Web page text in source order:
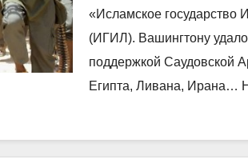
«Исламское государство
(ИГИЛ). Вашингтону
поддержкой Саудовской
Египта, Ливана, Ирана…